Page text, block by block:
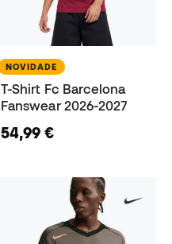
NOVIDADE
T-Shirt Fc Barcelona
Fanswear 2026-2027
54,99 €